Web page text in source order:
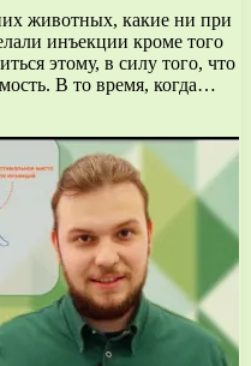
животных, какие ни при
инъекции кроме того
этому, в силу того, что
В то время, когда…